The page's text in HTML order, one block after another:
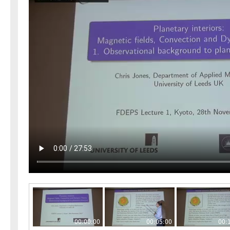
00:00:00 00:05:00